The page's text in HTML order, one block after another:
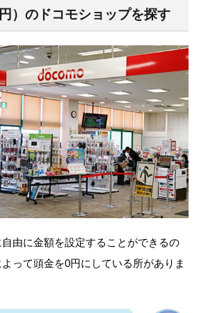
）のドコモショップを探す
自由に金額を設定することができるの
って頭金を0円にしている所がありま